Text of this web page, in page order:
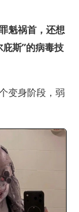
魁祸首，还想
斯”的病毒技
变身阶段，弱